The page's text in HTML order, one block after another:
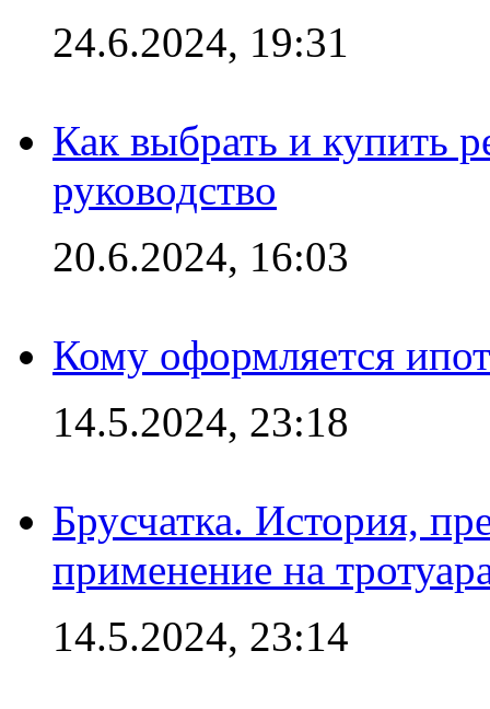
24.6.2024, 19:31
Как выбрать и купить
руководство
20.6.2024, 16:03
Кому оформляется
14.5.2024, 23:18
Брусчатка. История,
применение на
14.5.2024, 23:14